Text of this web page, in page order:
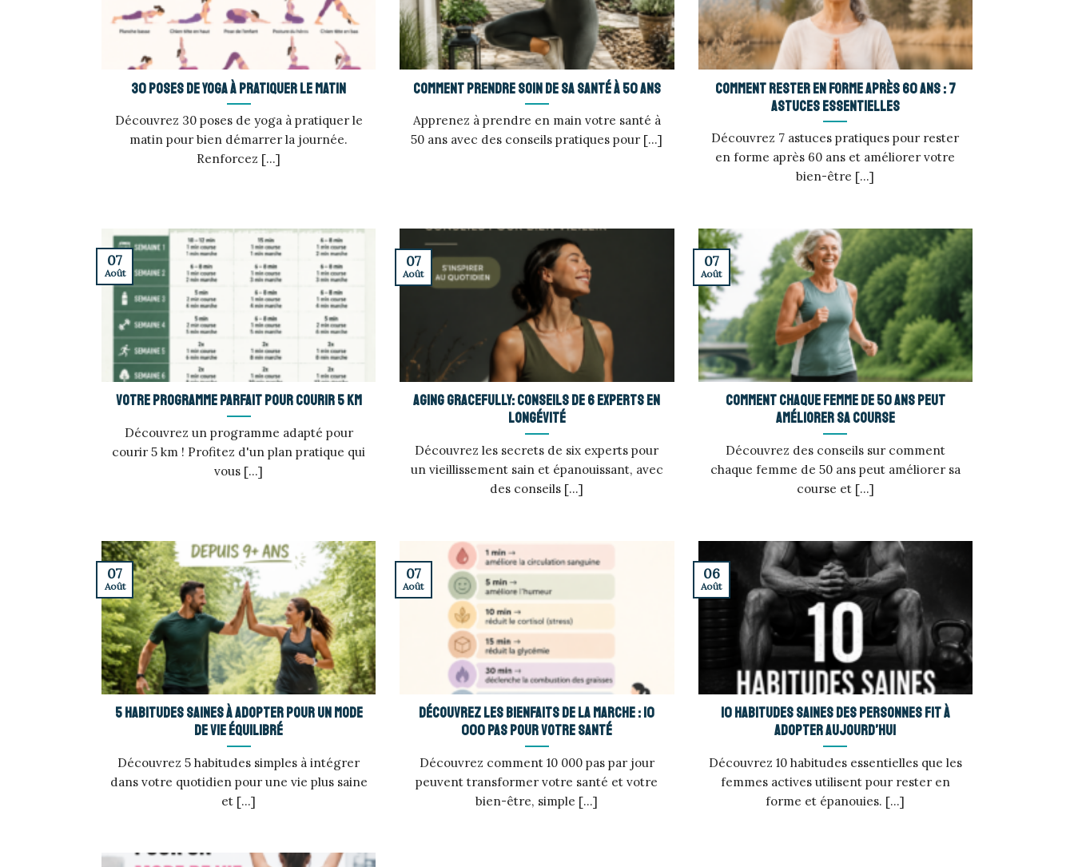
30 poses de yoga à pratiquer le matin
Découvrez 30 poses de yoga à pratiquer le
matin pour bien démarrer la journée.
Renforcez [...]
Comment prendre soin de sa santé à 50 ans
Apprenez à prendre en main votre santé à
50 ans avec des conseils pratiques pour [...]
Comment rester en forme après 60 ans : 7
astuces essentielles
Découvrez 7 astuces pratiques pour rester
en forme après 60 ans et améliorer votre
bien-être [...]
Votre programme parfait pour courir 5 km
Découvrez un programme adapté pour
courir 5 km ! Profitez d'un plan pratique qui
vous [...]
07
Août
Aging gracefully: conseils de 6 experts en
longévité
Découvrez les secrets de six experts pour
un vieillissement sain et épanouissant, avec
des conseils [...]
07
Août
Comment chaque femme de 50 ans peut
améliorer sa course
Découvrez des conseils sur comment
chaque femme de 50 ans peut améliorer sa
course et [...]
07
Août
5 habitudes saines à adopter pour un mode
de vie équilibré
Découvrez 5 habitudes simples à intégrer
dans votre quotidien pour une vie plus saine
et [...]
07
Août
Découvrez les bienfaits de la marche : 10
000 pas pour votre santé
Découvrez comment 10 000 pas par jour
peuvent transformer votre santé et votre
bien-être, simple [...]
07
Août
10 habitudes saines des personnes fit à
adopter aujourd’hui
Découvrez 10 habitudes essentielles que les
femmes actives utilisent pour rester en
forme et épanouies. [...]
06
Août